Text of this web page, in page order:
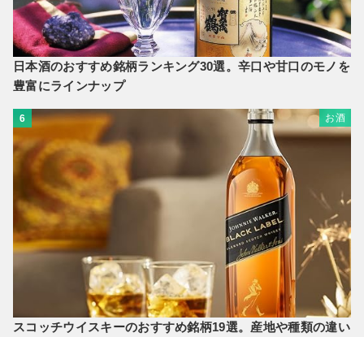
日本酒のおすすめ銘柄ランキング30選。辛口や甘口のモノを
豊富にラインナップ
6 お酒
スコッチウイスキーのおすすめ銘柄19選。産地や種類の違い